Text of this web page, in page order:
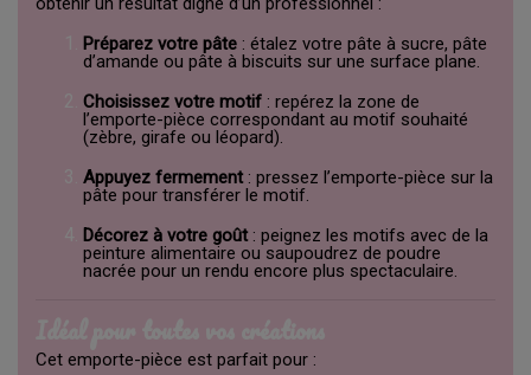
Préparez votre pâte : étalez votre pâte à sucre, pâte
d’amande ou pâte à biscuits sur une surface plane.
Choisissez votre motif : repérez la zone de
l’emporte-pièce correspondant au motif souhaité
(zèbre, girafe ou léopard).
Appuyez fermement: pressez l’emporte-pièce sur la
pâte pour transférer le motif.
Décorez à votre goût: peignez les motifs avec de la
peinture alimentaire ou saupoudrez de poudre
nacrée pour un rendu encore plus spectaculaire.
Cet emporte-pièce est parfait pour :